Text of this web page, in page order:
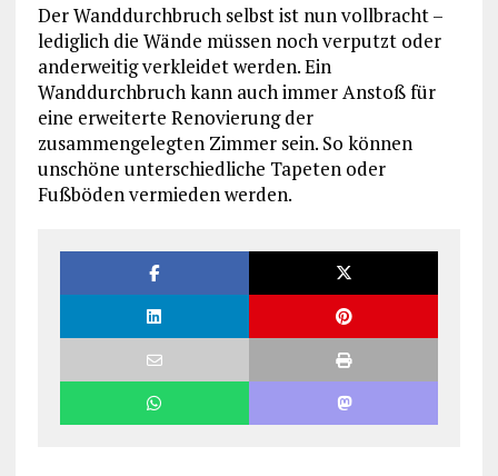
Der Wanddurchbruch selbst ist nun vollbracht –
lediglich die Wände müssen noch verputzt oder
anderweitig verkleidet werden. Ein
Wanddurchbruch kann auch immer Anstoß für
eine erweiterte Renovierung der
zusammengelegten Zimmer sein. So können
unschöne unterschiedliche Tapeten oder
Fußböden vermieden werden.